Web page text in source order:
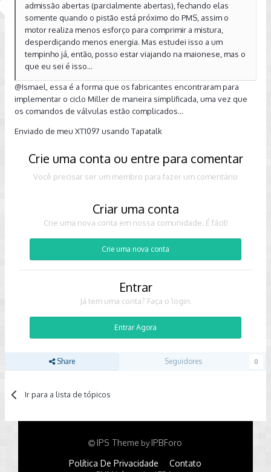
admissão abertas (parcialmente abertas), fechando elas
somente quando o pistão está próximo do PMS, assim o
motor realiza menos esforço para comprimir a mistura,
desperdiçando menos energia. Mas estudei isso a um
tempinho já, então, posso estar viajando na maionese, mas o
que eu sei é isso...
@Ismael , essa é a forma que os fabricantes encontraram para
implementar o ciclo Miller de maneira simplificada, uma vez que
os comandos de válvulas estão complicados...
Enviado de meu XT1097 usando Tapatalk
Crie uma conta ou entre para comentar
Você precisar ser um membro para fazer um comentário
Criar uma conta
Crie uma nova conta em nossa comunidade. É fácil!
Crie uma nova conta
Entrar
Já tem uma conta? Faça o login.
Entrar Agora
Share Seguidores 0
Ir para a lista de tópicos
IPS Theme byIPBForo
Política De Privacidade Contato